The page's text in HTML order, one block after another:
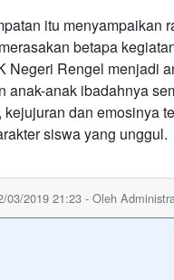
itu menyampaikan
betapa
Negeri Rengel menjadi
anak-anak ibadahnya
dan emosinya
siswa yang unggul.
03/2019 21:23 - Oleh